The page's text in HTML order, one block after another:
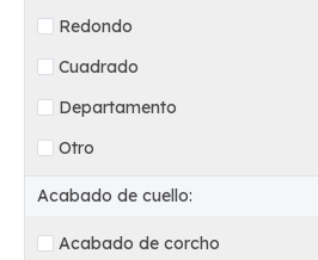
Redondo
Cuadrado
Departamento
Otro
Acabado de cuello:
Acabado de corcho